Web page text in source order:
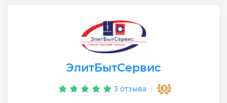
ЭлитБытСервис
3 отзыва